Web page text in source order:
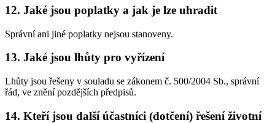
12. Jaké jsou poplatky a jak je lze uhradit
Správní ani jiné poplatky nejsou stanoveny.
13. Jaké jsou lhůty pro vyřízení
Lhůty jsou řešeny v souladu se zákonem č. 500/2004 Sb., správní
řád, ve znění pozdějších předpisů.
14. Kteří jsou další účastníci (dotčení) řešení životní